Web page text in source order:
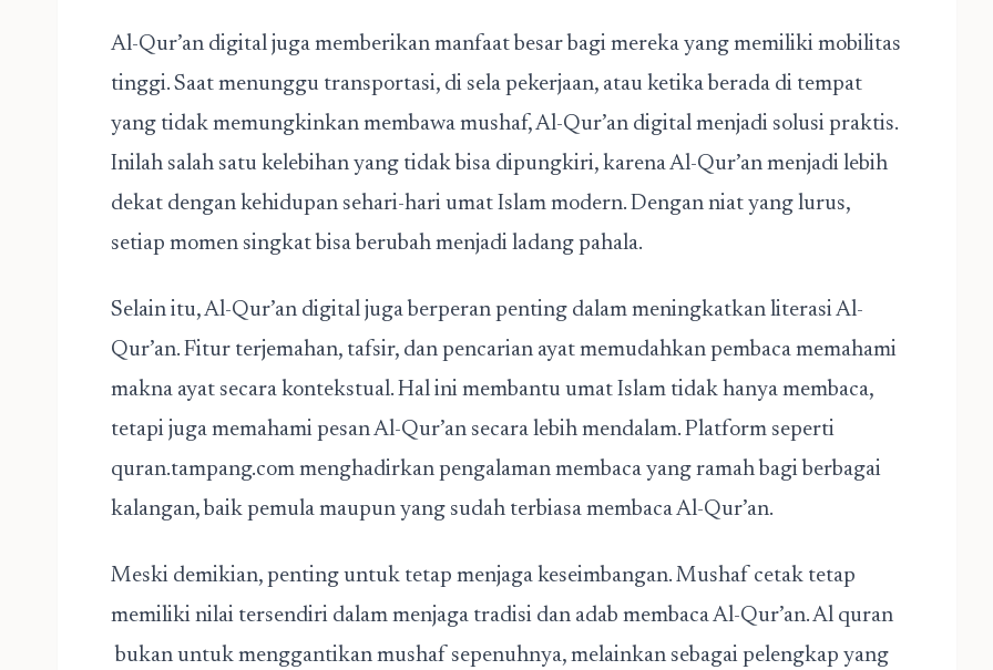
Al-Qur’an digital juga memberikan manfaat besar bagi mereka yang memiliki mobilitas
tinggi. Saat menunggu transportasi, di sela pekerjaan, atau ketika berada di tempat
yang tidak memungkinkan membawa mushaf, Al-Qur’an digital menjadi solusi praktis.
Inilah salah satu kelebihan yang tidak bisa dipungkiri, karena Al-Qur’an menjadi lebih
dekat dengan kehidupan sehari-hari umat Islam modern. Dengan niat yang lurus,
setiap momen singkat bisa berubah menjadi ladang pahala.
Selain itu, Al-Qur’an digital juga berperan penting dalam meningkatkan literasi Al-
Qur’an. Fitur terjemahan, tafsir, dan pencarian ayat memudahkan pembaca memahami
makna ayat secara kontekstual. Hal ini membantu umat Islam tidak hanya membaca,
tetapi juga memahami pesan Al-Qur’an secara lebih mendalam. Platform seperti
quran.tampang.com menghadirkan pengalaman membaca yang ramah bagi berbagai
kalangan, baik pemula maupun yang sudah terbiasa membaca Al-Qur’an.
Meski demikian, penting untuk tetap menjaga keseimbangan. Mushaf cetak tetap
memiliki nilai tersendiri dalam menjaga tradisi dan adab membaca Al-Qur’an. Al quran
bukan untuk menggantikan mushaf sepenuhnya, melainkan sebagai pelengkap yang